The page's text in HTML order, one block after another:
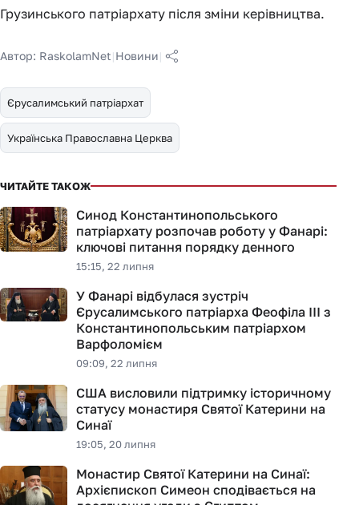
Грузинського патріархату після зміни керівництва.
Автор: RaskolamNet|Новини|
Єрусалимський патріархат
Українська Православна Церква
ЧИТАЙТЕ ТАКОЖ
Синод Константинопольського
патріархату розпочав роботу у Фанарі:
ключові питання порядку денного
15:15, 22 липня
У Фанарі відбулася зустріч
Єрусалимського патріарха Феофіла III з
Константинопольським патріархом
Варфоломієм
09:09, 22 липня
США висловили підтримку історичному
статусу монастиря Святої Катерини на
Синаї
19:05, 20 липня
Монастир Святої Катерини на Синаї:
Архієпископ Симеон сподівається на